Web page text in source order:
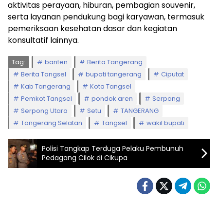
aktivitas perayaan, hiburan, pembagian souvenir,
serta layanan pendukung bagi karyawan, termasuk
pemeriksaan kesehatan dasar dan kegiatan
konsultatif lainnya.
Tag: banten
Berita Tangerang
Berita Tangsel
bupati tangerang
Ciputat
Kab Tangerang
Kota Tangsel
Pemkot Tangsel
pondok aren
Serpong
Serpong Utara
Setu
TANGERANG
Tangerang Selatan
Tangsel wakil bupati
Polisi Tangkap Terduga Pelaku Pembunuh
Pedagang Cilok di Cikupa